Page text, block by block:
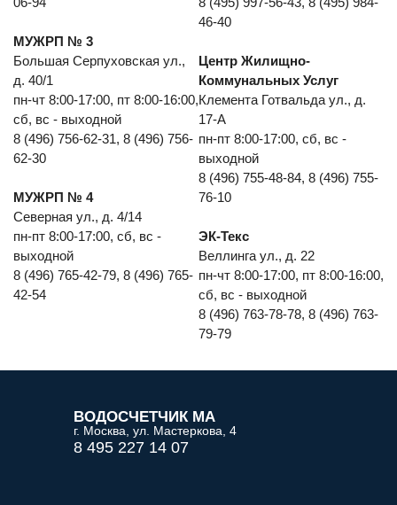
МУЖРП № 3
Большая Серпуховская ул.,
д. 40/1
пн-чт 8:00-17:00, пт 8:00-16:00,
сб, вс - выходной
8 (496) 756-62-31, 8 (496) 756-
62-30
МУЖРП № 4
Северная ул., д. 4/14
пн-пт 8:00-17:00, сб, вс -
выходной
8 (496) 765-42-79, 8 (496) 765-
42-54
46-40
Центр Жилищно-
Коммунальных Услуг
Клемента Готвальда ул., д.
17-А
пн-пт 8:00-17:00, сб, вс -
выходной
8 (496) 755-48-84, 8 (496) 755-
76-10
ЭК-Текс
Веллинга ул., д. 22
пн-чт 8:00-17:00, пт 8:00-16:00,
сб, вс - выходной
8 (496) 763-78-78, 8 (496) 763-
79-79
ВОДОСЧЕТЧИК МА
г. Москва, ул. Мастеркова, 4
8 495 227 14 07